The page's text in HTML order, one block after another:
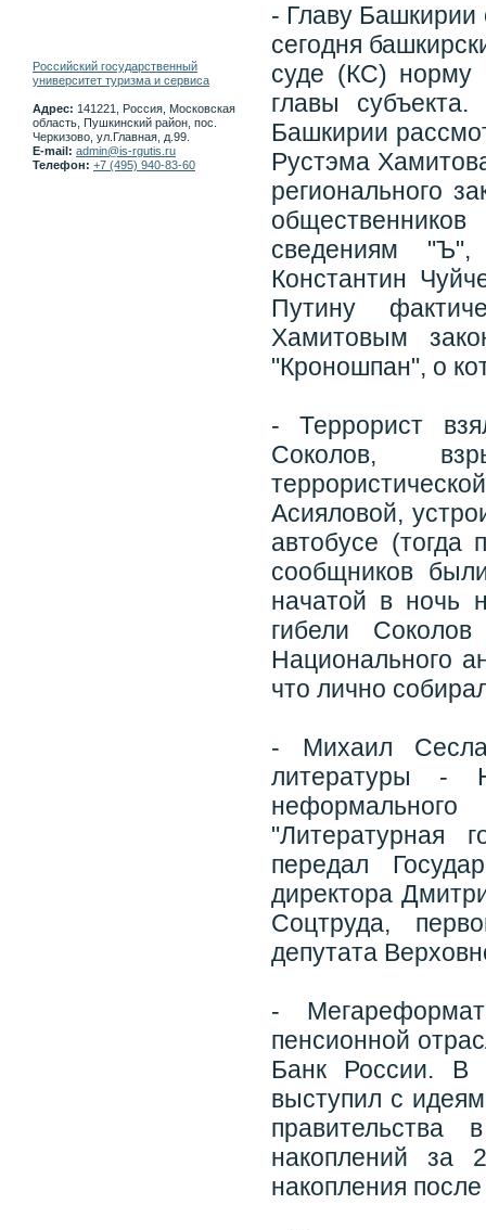
- Главу Башкирии
сегодня
суде (КС) норму
главы
Башкирии
Рустэма
регионального
сведениям "Ъ",
Константин
Путину
Хамитовым
"Кроношпан", о
- Террорист
Соколов,
Асияловой,
автобусе (тогда
сообщников
начатой в ночь
гибели
Национального
что лично
- Михаил
литературы -
"Литературная
передал
директора
Соцтруда,
депутата
-
пенсионной
Банк России. В
выступил с
накоплений за
накопления
Российский государственный
университет туризма и сервиса
Адрес: 141221, Россия, Московская
область, Пушкинский район, пос.
Черкизово, ул.Главная, д.99.
E-mail: admin@is-rgutis.ru
Телефон: +7 (495) 940-83-60